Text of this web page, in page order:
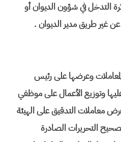
التدخل في شؤون الديوان أو
غير طريق مدير الديوان .
وعرضها على رئيس
وتوزيع الأعمال على موظفي
معاملات التدقيق على الهيئة
التحريرات الصادرة